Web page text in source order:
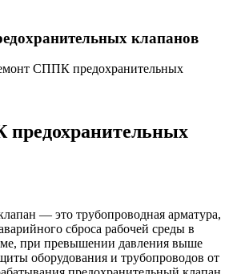
клапанов
СППК предохранительных
— это трубопроводная арматура,
сброса рабочей среды в
при превышении давления выше
оборудования и трубопроводов от